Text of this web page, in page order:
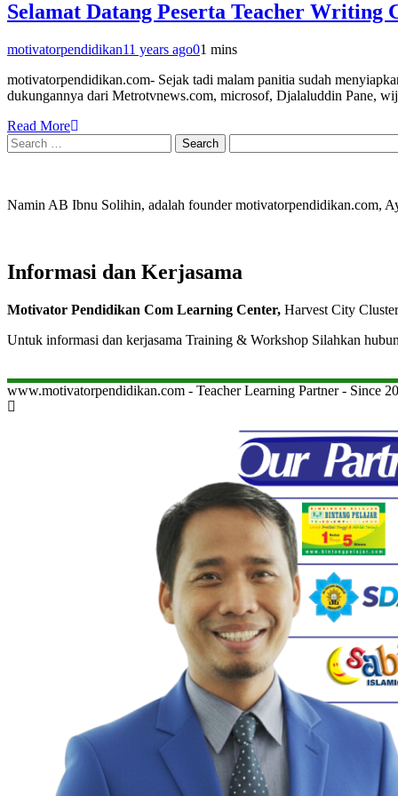
Selamat Datang Peserta Teacher Writing
motivatorpendidikan11 years ago01 mins
motivatorpendidikan.com- Sejak tadi malam panitia sudah
dukungannya dari Metrotvnews.com, microsof, Djalaluddin Pane,
Read More
Search
for:
Namin AB Ibnu Solihin, adalah founder motivatorpendidikan.com,
Informasi dan Kerjasama
Motivator Pendidikan Com Learning Center, Harvest City
Untuk informasi dan kerjasama Training & Workshop Silahkan
www.motivatorpendidikan.com - Teacher Learning Partner - Since